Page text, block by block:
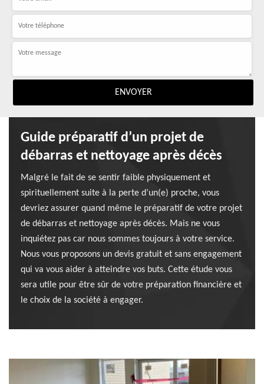
Guide préparatif d’un projet de
débarras et nettoyage après décès
Malgré le fait de se sentir faible physiquement et
spirituellement suite à la perte d’un(e) proche, vous
devriez assurer quand même le préparatif de votre projet
de débarras et nettoyage après décès. Mais ne vous
inquiétez pas car nous sommes toujours à votre service.
Nous vous proposons un devis gratuit et sans engagement
qui va vous aider à atteindre vos buts. Cette étude vous
sera utile pour être sûr de votre préparation financière et
le choix de la société à engager.